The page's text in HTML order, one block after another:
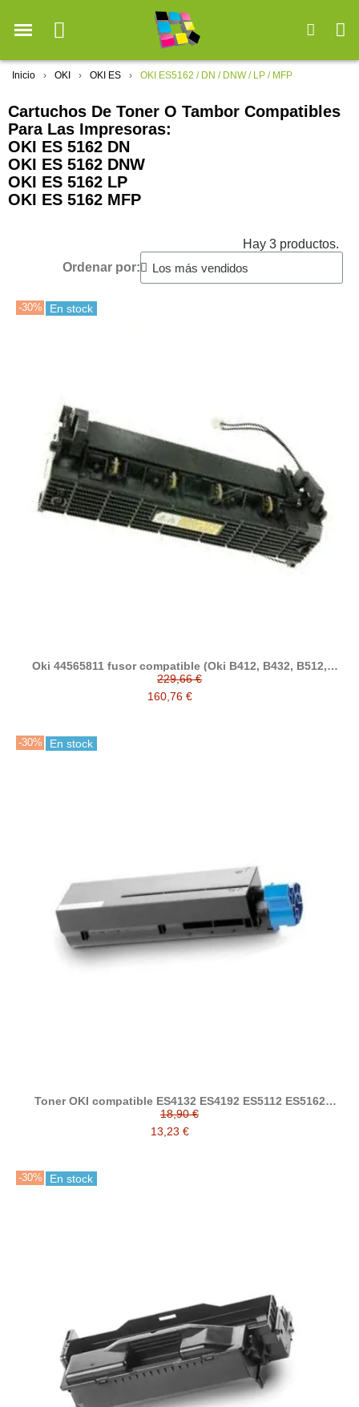
Inicio OKI OKI ES OKI ES5162 / DN / DNW / LP / MFP
Cartuchos De Toner O Tambor Compatibles
Para Las Impresoras:
OKI ES 5162 DN
OKI ES 5162 DNW
OKI ES 5162 LP
OKI ES 5162 MFP
Hay 3 productos.
Ordenar por:
-30% En stock
Oki 44565811 fusor compatible (Oki B412, B432, B512,
ES5112, ES5162, ES4192, ES4132, MB472, MB562)
229,66 €
160,76 €
-30% En stock
Toner OKI compatible ES4132 ES4192 ES5112 ES5162
45807116
18,90 €
13,23 €
-30% En stock